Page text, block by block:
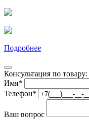
Подробнее
Консультация по товару:
Имя*
Телефон*
Ваш вопрос